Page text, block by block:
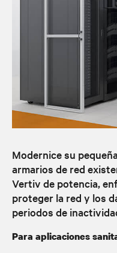
Modernice su
armarios de red
Vertiv de potencia,
proteger la red y los
periodos de
Para aplicaciones